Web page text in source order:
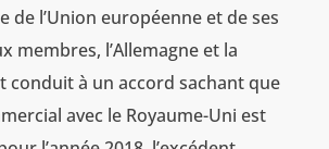
de l’Union européenne et de ses
membres, l’Allemagne et la
conduit à un accord sachant que
avec le Royaume-Uni est